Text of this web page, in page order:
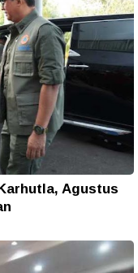
Agustus